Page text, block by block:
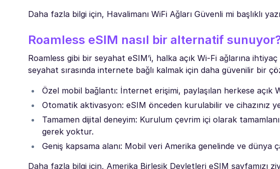
Daha fazla bilgi için, Havalimanı WiFi Ağları Güvenli mi başlıklı
Roamless eSIM nasıl bir alternatif
Roamless gibi bir seyahat eSIM’i, halka açık Wi-Fi ağlarına
seyahat sırasında internete bağlı kalmak için daha güvenilir bir
Özel mobil bağlantı: İnternet erişimi, paylaşılan herkese açık
Otomatik aktivasyon: eSIM önceden kurulabilir ve cihazınız
Tamamen dijital deneyim: Kurulum çevrim içi olarak
gerek yoktur.
Geniş kapsama alanı: Mobil veri Amerika genelinde ve dünya
Daha fazla bilgi için, Amerika Birleşik Devletleri eSIM sayfamızı